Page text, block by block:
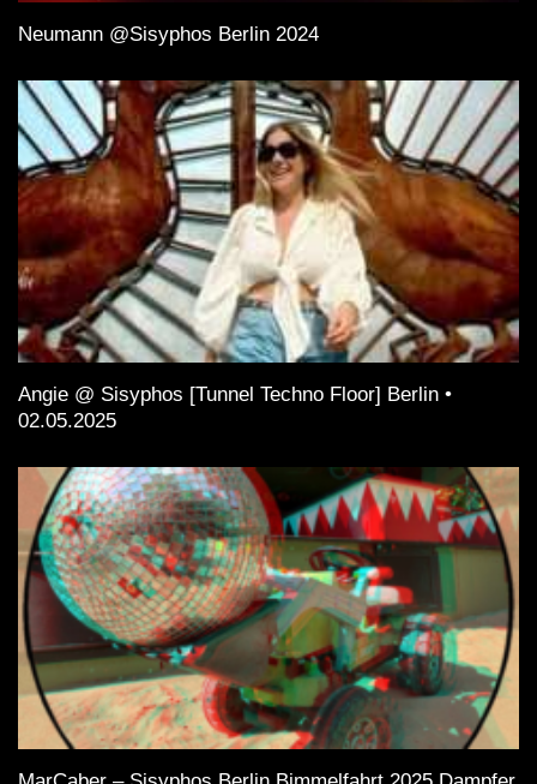
Neumann @Sisyphos Berlin 2024
Angie @ Sisyphos [Tunnel Techno Floor] Berlin •
02.05.2025